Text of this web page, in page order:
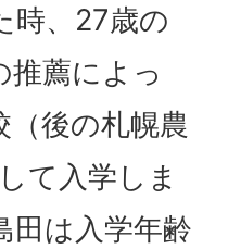
時、27歳の
推薦によっ
（後の札幌農
て入学しま
田は入学年齢